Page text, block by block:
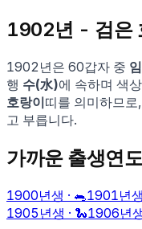
1902년 - 검은
1902 년은 60갑자 중
행 수(水)에 속하며 색
호랑이띠를 의미하므로,
고 부릅니다.
가까운 출생연
1900년생 · 🐀1901년
1905 년생 · 🐍1906년